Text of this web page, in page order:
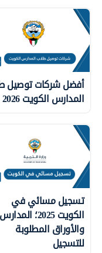
أفضل شركات توصيل
المدارس الكويت 2026
تسجيل مسائي في
الكويت 2025؛ المدارس
والأوراق المطلوبة
للتسجيل